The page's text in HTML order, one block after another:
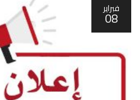
فبراير
08